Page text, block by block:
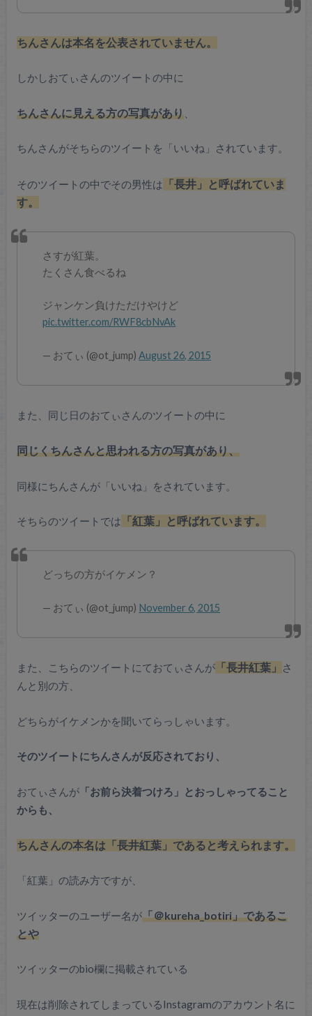
ちんさんは本名を公表されていません。
しかしおてぃさんのツイートの中に
ちんさんに見える方の写真があり、
ちんさんがそちらのツイートを「いいね」されています。
そのツイートの中でその男性は 「長井」と呼ばれていま
す。
さすが紅葉。
たくさん食べるね
ジャンケン負けただけやけど
pic.twitter.com/RWF8cbNvAk
— おてぃ (@ot_jump)August 26, 2015
また、同じ日のおてぃさんのツイートの中に
同じくちんさんと思われる方の写真があり、
同様にちんさんが「いいね」をされています。
そちらのツイートでは 「紅葉」と呼ばれています。
どっちの方がイケメン？
— おてぃ (@ot_jump) November 6, 2015
また、こちらのツイートにておてぃさんが「長井紅葉」
さ
んと別の方、
どちらがイケメンかを聞いてらっしゃいます。
そのツイートにちんさんが反応されており、
おてぃさんが「お前ら決着つけろ」とおっしゃってること
からも、
ちんさんの本名は「長井紅葉」であると考えられます。
「紅葉」の読み方ですが、
ツイッターのユーザー名が「＠kureha_botiri」であるこ
とや
ツイッターのbio欄に掲載されている
現在は削除されてしまっているInstagramのアカウント名に